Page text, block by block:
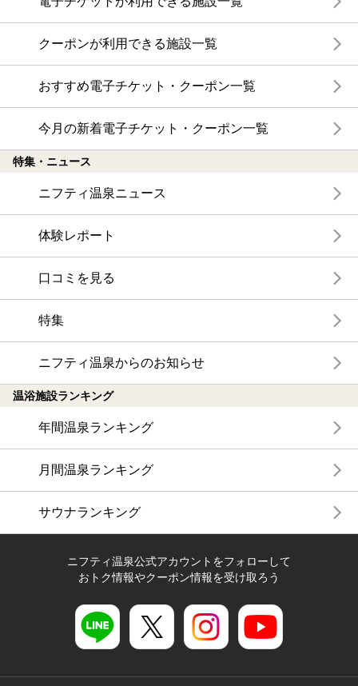
クーポンが利用できる施設一覧
おすすめ電子チケット・クーポン一覧
今月の新着電子チケット・クーポン一覧
特集・ニュース
ニフティ温泉ニュース
体験レポート
口コミを見る
特集
ニフティ温泉からのお知らせ
温浴施設ランキング
年間温泉ランキング
月間温泉ランキング
サウナランキング
ニフティ温泉公式アカウントをフォローして
おトク情報やクーポン情報を受け取ろう